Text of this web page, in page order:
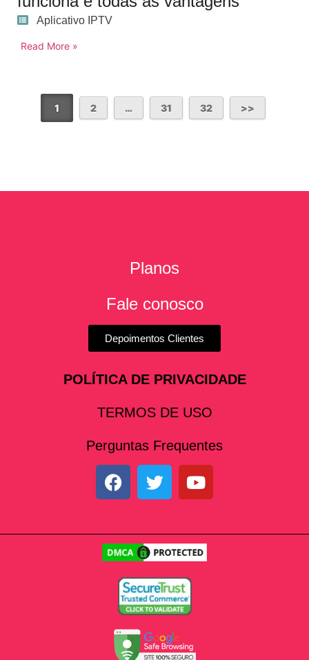
Aplicativo IPTV
Read More »
1 2 … 31 32
Planos
Fale conosco
Depoimentos Clientes
POLÍTICA DE PRIVACIDADE
TERMOS DE USO
Perguntas Frequentes